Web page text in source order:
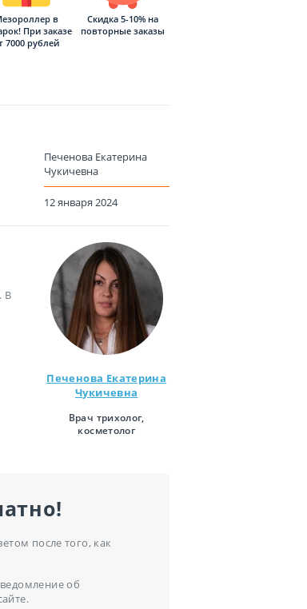
в
При заказе
7000 рублей
Скидка 5-10% на
повторные заказы
Печенова Екатерина
Чукичевна
12 января 2024
Печенова Екатерина
Чукичевна
Врач трихолог,
косметолог
В
после того, как
об